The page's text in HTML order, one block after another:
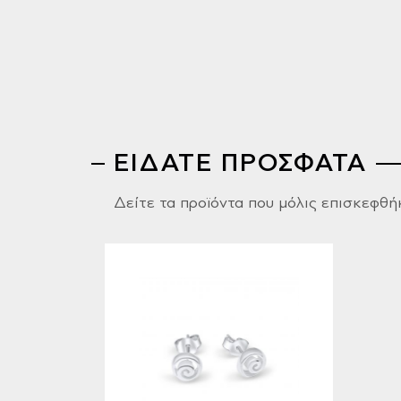
ΕΙΔΑΤΕ ΠΡΟΣΦΑΤΑ
Δείτε τα προϊόντα που μόλις